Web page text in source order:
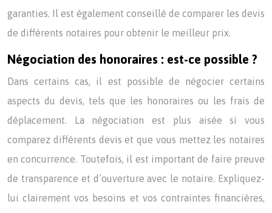
garanties. Il est également conseillé de comparer les devis
de différents notaires pour obtenir le meilleur prix.
Négociation des honoraires : est-ce possible ?
Dans certains cas, il est possible de négocier certains
aspects du devis, tels que les honoraires ou les frais de
déplacement. La négociation est plus aisée si vous
comparez différents devis et que vous mettez les notaires
en concurrence. Toutefois, il est important de faire preuve
de transparence et d’ouverture avec le notaire. Expliquez-
lui clairement vos besoins et vos contraintes financières,